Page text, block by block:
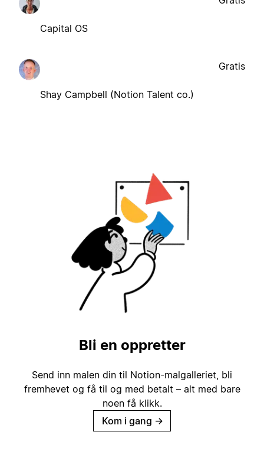
Capital OS
Shay Campbell (Notion Talent co.)
Gratis
Bli en oppretter
Send inn malen din til Notion-malgalleriet, bli
fremhevet og få til og med betalt – alt med bare
noen få klikk.
Kom i gang →